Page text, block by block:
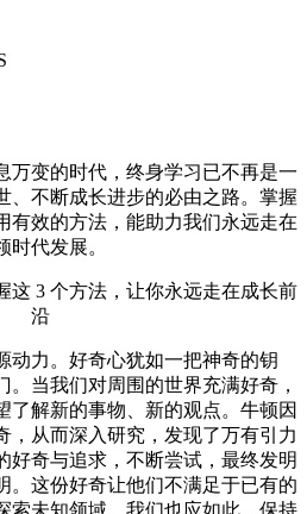
万变的时代，终身学习已不再是一
、不断成长进步的必由之路。掌握
有效的方法，能助力我们永远走在
时代发展。
动力。好奇心犹如一把神奇的钥
。当我们对周围的世界充满好奇，
了解新的事物、新的观点。牛顿因
，从而深入研究，发现了万有引力
好奇与追求，不断尝试，最终发明
。这份好奇让他们不满足于已有的
索未知领域。我们也应如此，保持